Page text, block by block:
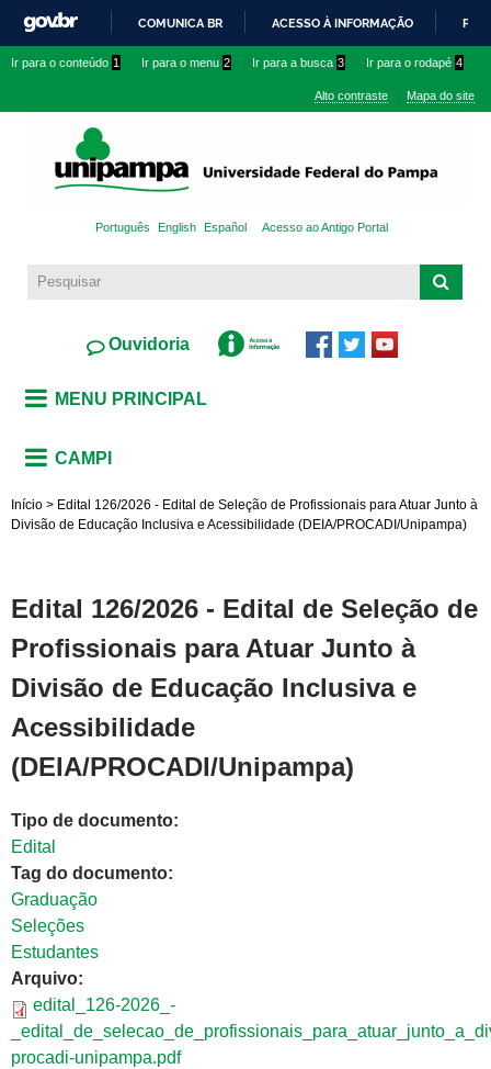
conteúdo
IR
O
COMUNICA BR ACESSO À INFORMAÇÃO
Ir para o conteúdo 1 Ir para o menu 2 Ir para a busca 3 Ir para o rodapé 4
Alto contraste Mapa do site
Português English Español Acesso ao Antigo Portal
Ouvidoria
MENU PRINCIPAL
CAMPI
Início > Edital 126/2026 - Edital de Seleção de Profissionais para Atuar Junto à
Divisão de Educação Inclusiva e Acessibilidade (DEIA/PROCADI/Unipampa)
Edital 126/2026 - Edital de Seleção de
Profissionais para Atuar Junto à
Divisão de Educação Inclusiva e
Acessibilidade
(DEIA/PROCADI/Unipampa)
Tipo de documento:
Edital
Tag do documento:
Graduação
Seleções
Estudantes
Arquivo:
edital_126-2026_-
procadi-unipampa.pdf